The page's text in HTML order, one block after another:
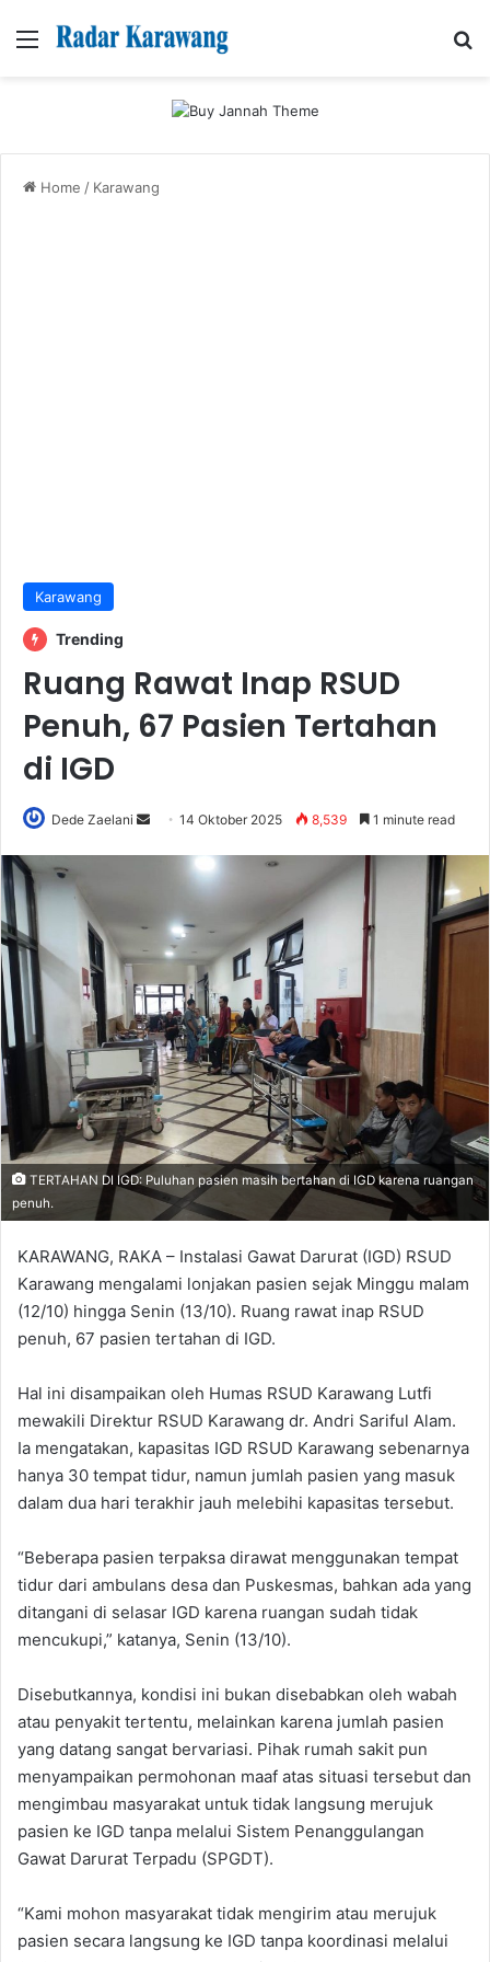
Menu
Home / Karawang
Karawang
Trending
Ruang Rawat Inap RSUD
Penuh, 67 Pasien Tertahan
di IGD
Dede Zaelani
Send14 Oktober 2025 8,539 1 minute read
TERTAHAN DI IGD: Puluhan pasien masih bertahan di IGD karena ruangan
penuh.
KARAWANG, RAKA – Instalasi Gawat Darurat (IGD) RSUD
Karawang mengalami lonjakan pasien sejak Minggu malam
(12/10) hingga Senin (13/10). Ruang rawat inap RSUD
penuh, 67 pasien tertahan di IGD.
Hal ini disampaikan oleh Humas RSUD Karawang Lutfi
mewakili Direktur RSUD Karawang dr. Andri Sariful Alam.
Ia mengatakan, kapasitas IGD RSUD Karawang sebenarnya
hanya 30 tempat tidur, namun jumlah pasien yang masuk
dalam dua hari terakhir jauh melebihi kapasitas tersebut.
“Beberapa pasien terpaksa dirawat menggunakan tempat
tidur dari ambulans desa dan Puskesmas, bahkan ada yang
ditangani di selasar IGD karena ruangan sudah tidak
mencukupi,” katanya, Senin (13/10).
Disebutkannya, kondisi ini bukan disebabkan oleh wabah
atau penyakit tertentu, melainkan karena jumlah pasien
yang datang sangat bervariasi. Pihak rumah sakit pun
menyampaikan permohonan maaf atas situasi tersebut dan
mengimbau masyarakat untuk tidak langsung merujuk
pasien ke IGD tanpa melalui Sistem Penanggulangan
Gawat Darurat Terpadu (SPGDT).
“Kami mohon masyarakat tidak mengirim atau merujuk
pasien secara langsung ke IGD tanpa koordinasi melalui